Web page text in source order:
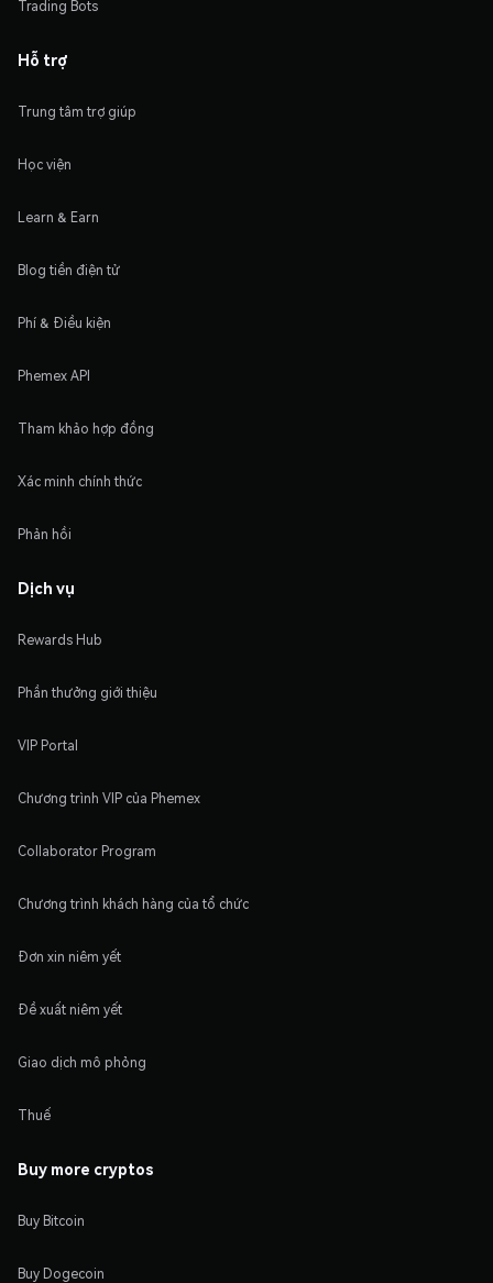
Trading Bots
Hỗ trợ
Trung tâm trợ giúp
Học viện
Learn & Earn
Blog tiền điện tử
Phí & Điều kiện
Phemex API
Tham khảo hợp đồng
Xác minh chính thức
Phản hồi
Dịch vụ
Rewards Hub
Phần thưởng giới thiệu
VIP Portal
Chương trình VIP của Phemex
Collaborator Program
Chương trình khách hàng của tổ chức
Đơn xin niêm yết
Đề xuất niêm yết
Giao dịch mô phỏng
Thuế
Buy more cryptos
Buy Bitcoin
Buy Dogecoin